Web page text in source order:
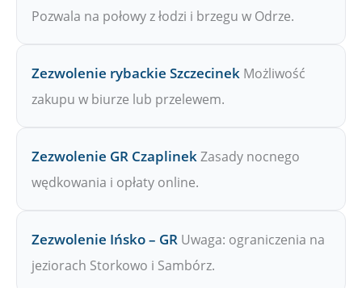
Pozwala na połowy z łodzi i brzegu w Odrze.
Zezwolenie rybackie Szczecinek Możliwość
zakupu w biurze lub przelewem.
Zezwolenie GR CzaplinekZasady nocnego
wędkowania i opłaty online.
Zezwolenie Ińsko – GR Uwaga: ograniczenia na
jeziorach Storkowo i Sambórz.